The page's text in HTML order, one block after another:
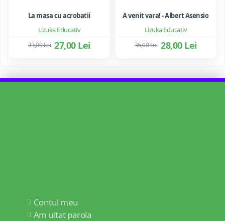
Lizuka Educativ
La masa cu acrobatii
27,00 Lei
33,00 Lei
Lizuka Educativ
A venit vara! - Albert Asensio
28,00 Lei
35,00 Lei
Contul meu
Am uitat parola